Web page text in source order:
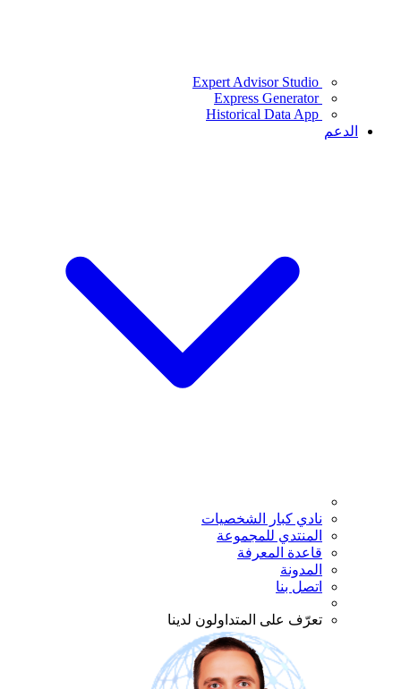
Expert Advisor Studio
Express Generator
Historical Data App
الدعم
نادي كبار الشخصيات
المنتدي للمجموعة
قاعدة المعرفة
المدونة
اتصل بنا
تعرّف على المتداولون لدينا